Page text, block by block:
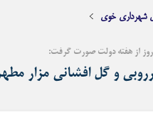
شهرداری خوی
روز از هفته دولت صورت گرفت:
و گل افشانی مزار